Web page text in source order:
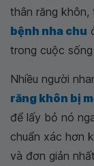
thân răng khôn,
bệnh nha chu
trong cuộc sống
Nhiều người
răng khôn bị
để lấy bỏ nó
chuẩn xác hơn
và đơn giản